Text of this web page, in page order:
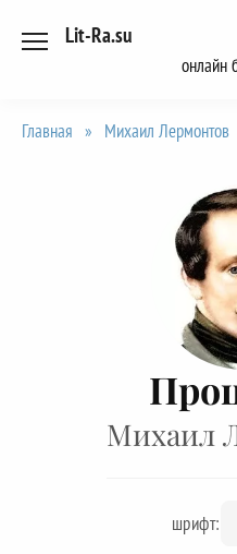
Lit-Ra.su
онлайн
Главная » Михаил Лермонтов
Михаил
шрифт: